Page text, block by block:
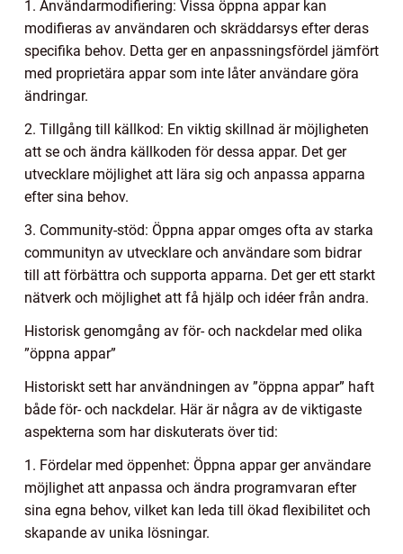
1. Användarmodifiering: Vissa öppna appar kan
modifieras av användaren och skräddarsys efter deras
specifika behov. Detta ger en anpassningsfördel jämfört
med proprietära appar som inte låter användare göra
ändringar.
2. Tillgång till källkod: En viktig skillnad är möjligheten
att se och ändra källkoden för dessa appar. Det ger
utvecklare möjlighet att lära sig och anpassa apparna
efter sina behov.
3. Community-stöd: Öppna appar omges ofta av starka
communityn av utvecklare och användare som bidrar
till att förbättra och supporta apparna. Det ger ett starkt
nätverk och möjlighet att få hjälp och idéer från andra.
Historisk genomgång av för- och nackdelar med olika
”öppna appar”
Historiskt sett har användningen av ”öppna appar” haft
både för- och nackdelar. Här är några av de viktigaste
aspekterna som har diskuterats över tid:
1. Fördelar med öppenhet: Öppna appar ger användare
möjlighet att anpassa och ändra programvaran efter
sina egna behov, vilket kan leda till ökad flexibilitet och
skapande av unika lösningar.